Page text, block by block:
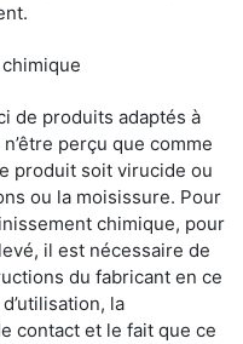
de produits adaptés à
perçu que comme
produit soit virucide ou
ou la moisissure. Pour
chimique, pour
il est nécessaire de
du fabricant en ce
la
contact et le fait que ce